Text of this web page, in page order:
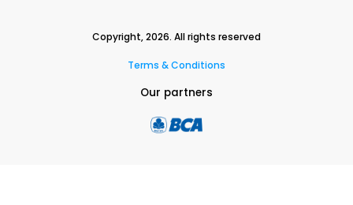
Copyright,2026. All rights reserved
Terms & Conditions
Our partners